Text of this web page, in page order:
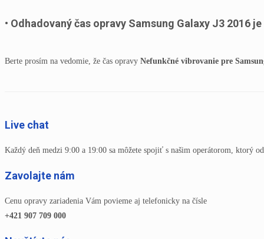
Odhadovaný čas opravy Samsung Galaxy J3 2016 je
Berte prosím na vedomie, že čas opravy Nefunkčné vibrovanie pre
Live chat
Každý deň medzi 9:00 a 19:00 sa môžete spojiť s našim operátorom, ktorý
Zavolajte nám
Cenu opravy zariadenia Vám povieme aj telefonicky na čísle
+421 907 709 000